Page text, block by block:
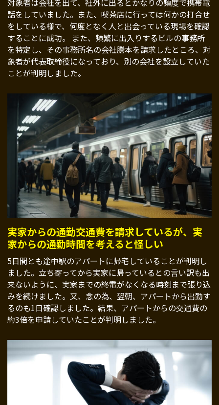
話をしていました。また、喫茶店に行っては何かの打合せ
をしている様で、何度となく人と出会っている現場を確認
することに成功。 また、頻繁に出入りするビルの事務所
を特定し、その事務所名の会社謄本を請求したところ、対
象者が代表取締役になっており、別の会社を設立していた
ことが判明しました。
実家からの通勤交通費を請求しているが、実
家からの通勤時間を考えると怪しい
5日間とも途中駅のアパートに帰宅していることが判明し
ました。立ち寄ってから実家に帰っているとの言い訳も出
来ないように、実家までの終電がなくなる時刻まで張り込
みを続けました。又、念の為、翌朝、アパートから出勤す
るのも1日確認しました。結果、アパートからの交通費の
約3倍を申請していたことが判明しました。